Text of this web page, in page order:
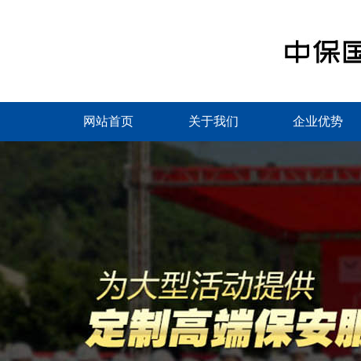
网站首页 关于我们 企业优势